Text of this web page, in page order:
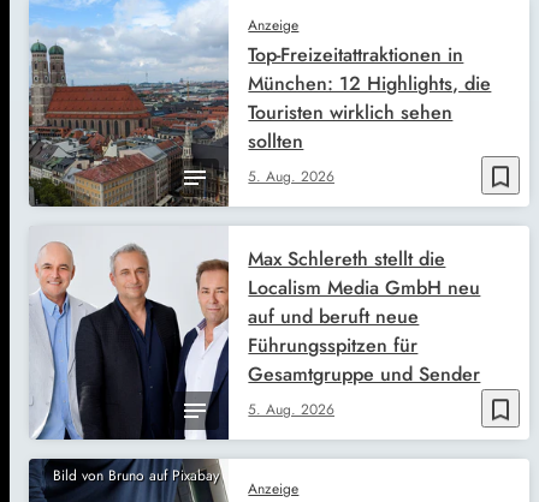
bookmark_border
Anzeige
5. Aug. 2026
Top-Freizeitattraktionen in
München: 12 Highlights, die
Touristen wirklich sehen
sollten
bookmark_border
5. Aug. 2026
Max Schlereth stellt die
Localism Media GmbH neu
auf und beruft neue
Führungsspitzen für
Gesamtgruppe und Sender
Bild von Bruno auf Pixabay
Anzeige